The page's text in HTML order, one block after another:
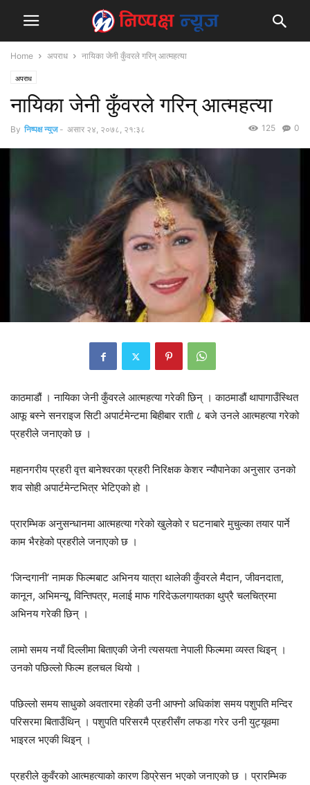
Home अपराध नायिका जेनी कुँवरले गरिन् आत्महत्या
अपराध
नायिका जेनी कुँवरले गरिन् आत्महत्या
By निष्पक्ष न्युज - असार २४, २०७८, २१:३८ 0
125
काठमाडौं । नायिका जेनी कुँवरले आत्महत्या गरेकी छिन् । काठमाडौं थापागाउँस्थित
आफू बस्ने सनराइज सिटी अपार्टमेन्टमा बिहीबार राती ८ बजे उनले आत्महत्या गरेको
प्रहरीले जनाएको छ ।
महानगरीय प्रहरी वृत्त बानेश्वरका प्रहरी निरिक्षक केशर न्यौपानेका अनुसार उनको
शव सोही अपार्टमेन्टभित्र भेटिएको हो ।
प्रारम्भिक अनुसन्धानमा आत्महत्या गरेको खुलेको र घटनाबारे मुचुल्का तयार पार्ने
काम भैरहेको प्रहरीले जनाएको छ ।
‘जिन्दगानी’ नामक फिल्मबाट अभिनय यात्रा थालेकी कुँवरले मैदान, जीवनदाता,
कानून, अभिमन्यू, विन्तिपत्र, मलाई माफ गरिदेऊलगायतका थुप्रै चलचित्रमा
अभिनय गरेकी छिन् ।
लामो समय नयाँ दिल्लीमा बिताएकी जेनी त्यसयता नेपाली फिल्ममा व्यस्त थिइन् ।
उनको पछिल्लो फिल्म हलचल थियो ।
पछिल्लो समय साधुको अवतारमा रहेकी उनी आफ्नो अधिकांश समय पशुपति मन्दिर
परिसरमा बिताउँथिन् । पशुपति परिसरमै प्रहरीसँग लफडा गरेर उनी युट्यूवमा
भाइरल भएकी थिइन् ।
प्रहरीले कुवँरको आत्महत्याको कारण डिप्रेसन भएको जनाएको छ । प्रारम्भिक